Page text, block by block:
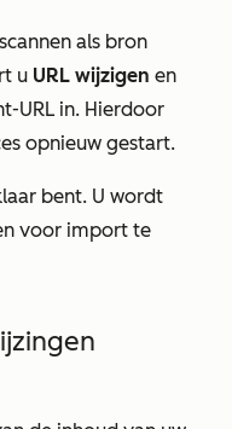
als bron
u URL wijzigen en
URL in. Hierdoor
opnieuw gestart.
bent. U wordt
voor import te